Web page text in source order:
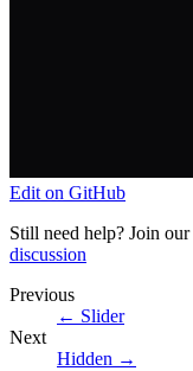
Edit on GitHub
Still need help? Join our
discussion
Previous
← Slider
Next
Hidden →